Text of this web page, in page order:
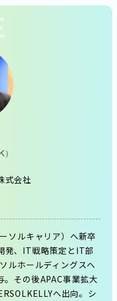
式会社
ソルキャリア）へ新卒
発、IT戦略策定とIT部
ルホールディングスへ
その後APAC事業拡大
へ出向。シ